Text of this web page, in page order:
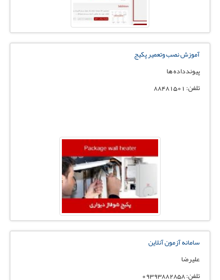
آموزش نصب وتعمیر پکیج
پیوندداده ها
تلفن: 88481501
سامانه آزمون آنلاین
علیرضا
تلفن: 09393882858